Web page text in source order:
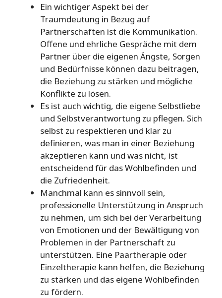
Ein wichtiger Aspekt bei der
Traumdeutung in Bezug auf
Partnerschaften ist die Kommunikation.
Offene und ehrliche Gespräche mit dem
Partner über die eigenen Ängste, Sorgen
und Bedürfnisse können dazu beitragen,
die Beziehung zu stärken und mögliche
Konflikte zu lösen.
Es ist auch wichtig, die eigene Selbstliebe
und Selbstverantwortung zu pflegen. Sich
selbst zu respektieren und klar zu
definieren, was man in einer Beziehung
akzeptieren kann und was nicht, ist
entscheidend für das Wohlbefinden und
die Zufriedenheit.
Manchmal kann es sinnvoll sein,
professionelle Unterstützung in Anspruch
zu nehmen, um sich bei der Verarbeitung
von Emotionen und der Bewältigung von
Problemen in der Partnerschaft zu
unterstützen. Eine Paartherapie oder
Einzeltherapie kann helfen, die Beziehung
zu stärken und das eigene Wohlbefinden
zu fördern.